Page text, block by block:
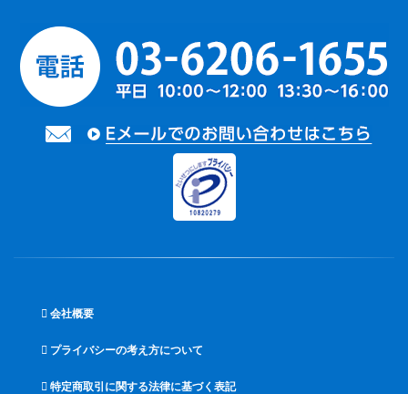
会社概要
プライバシーの考え方について
特定商取引に関する法律に基づく表記